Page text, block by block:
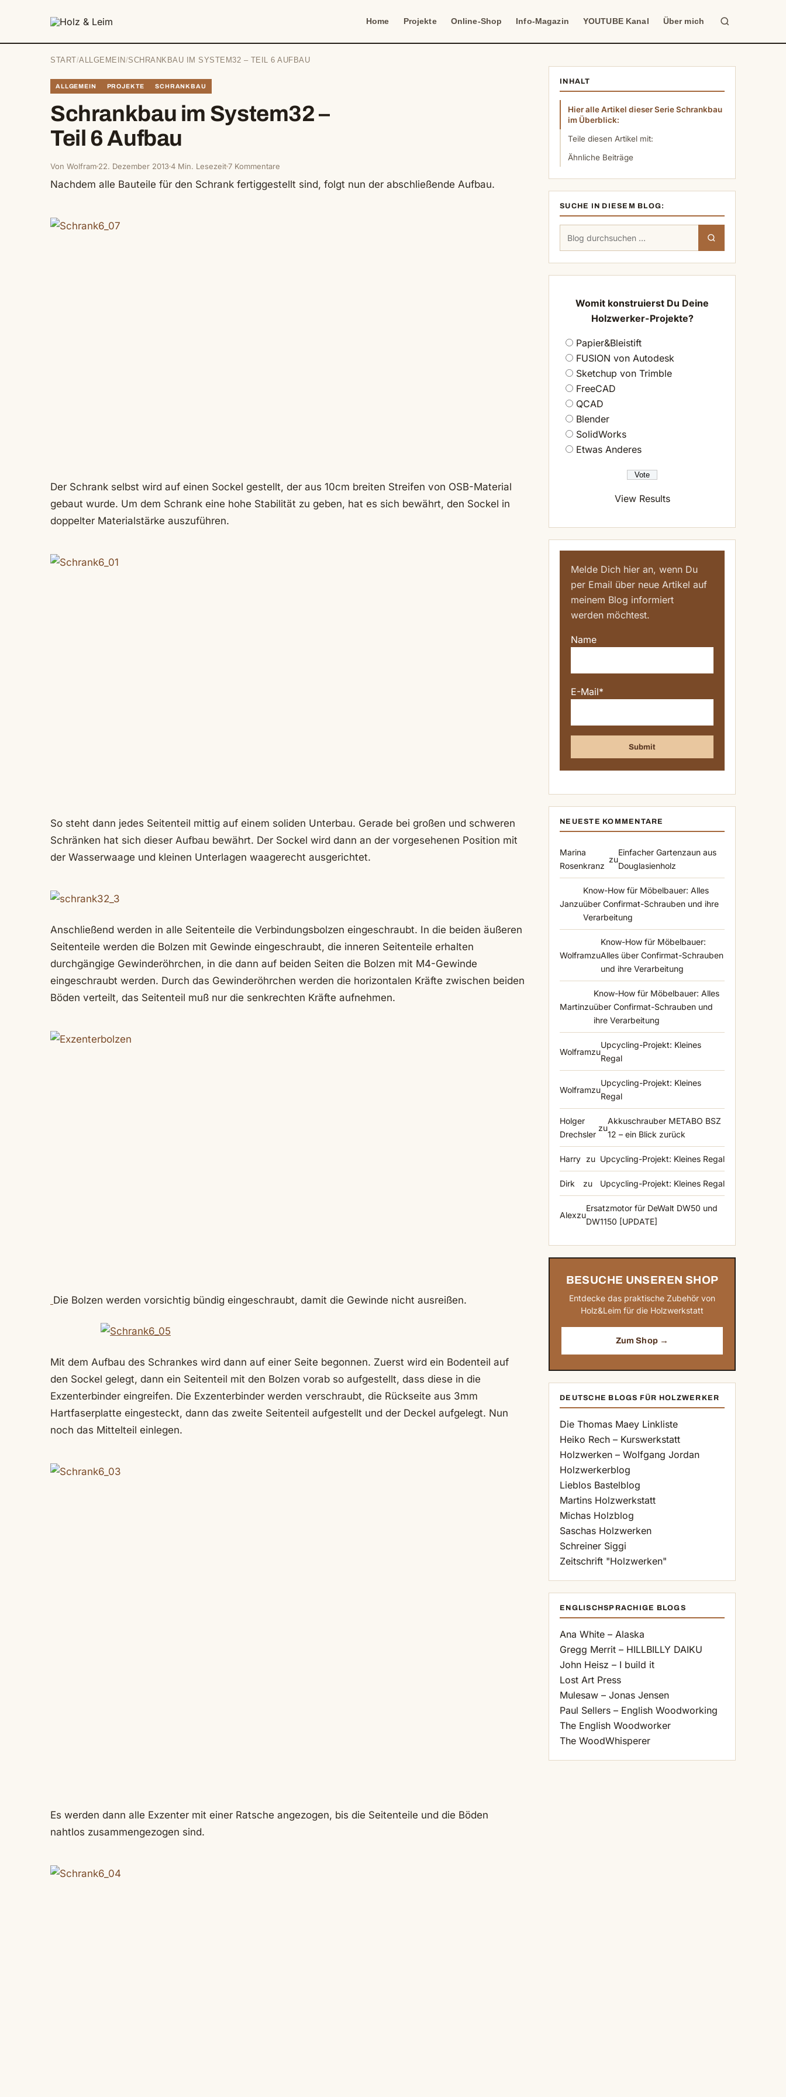
Home Projekte Online-Shop Info-Magazin YOUTUBE Kanal Über mich
Suche
START /ALLGEMEIN/SCHRANKBAU IM SYSTEM32 – TEIL 6 AUFBAU
ALLGEMEIN PROJEKTE SCHRANKBAU
Schrankbau im System32 –
Teil 6 Aufbau
Von Wolfram 22. Dezember 20134 Min. Lesezeit7 Kommentare
Nachdem alle Bauteile für den Schrank fertiggestellt sind, folgt nun der abschließende Aufbau.
Der Schrank selbst wird auf einen Sockel gestellt, der aus 10cm breiten Streifen von OSB-Material
gebaut wurde. Um dem Schrank eine hohe Stabilität zu geben, hat es sich bewährt, den Sockel in
doppelter Materialstärke auszuführen.
So steht dann jedes Seitenteil mittig auf einem soliden Unterbau. Gerade bei großen und schweren
Schränken hat sich dieser Aufbau bewährt. Der Sockel wird dann an der vorgesehenen Position mit
der Wasserwaage und kleinen Unterlagen waagerecht ausgerichtet.
Anschließend werden in alle Seitenteile die Verbindungsbolzen eingeschraubt. In die beiden äußeren
Seitenteile werden die Bolzen mit Gewinde eingeschraubt, die inneren Seitenteile erhalten
durchgängige Gewinderöhrchen, in die dann auf beiden Seiten die Bolzen mit M4-Gewinde
eingeschraubt werden. Durch das Gewinderöhrchen werden die horizontalen Kräfte zwischen beiden
Böden verteilt, das Seitenteil muß nur die senkrechten Kräfte aufnehmen.
Die Bolzen werden vorsichtig bündig eingeschraubt, damit die Gewinde nicht ausreißen.
Mit dem Aufbau des Schrankes wird dann auf einer Seite begonnen. Zuerst wird ein Bodenteil auf
den Sockel gelegt, dann ein Seitenteil mit den Bolzen vorab so aufgestellt, dass diese in die
Exzenterbinder eingreifen. Die Exzenterbinder werden verschraubt, die Rückseite aus 3mm
Hartfaserplatte eingesteckt, dann das zweite Seitenteil aufgestellt und der Deckel aufgelegt. Nun
noch das Mittelteil einlegen.
Es werden dann alle Exzenter mit einer Ratsche angezogen, bis die Seitenteile und die Böden
nahtlos zusammengezogen sind.
INHALT
Hier alle Artikel dieser Serie Schrankbau
im Überblick:
Teile diesen Artikel mit:
Ähnliche Beiträge
SUCHE IN DIESEM BLOG:
Suchen
Womit konstruierst Du Deine
Holzwerker-Projekte?
Papier&Bleistift
FUSION von Autodesk
Sketchup von Trimble
FreeCAD
QCAD
Blender
SolidWorks
Etwas Anderes
View Results
Melde Dich hier an, wenn Du
per Email über neue Artikel auf
meinem Blog informiert
werden möchtest.
Name
E-Mail*
NEUESTE KOMMENTARE
Marina
Rosenkranz
zu
Einfacher Gartenzaun aus
Douglasienholz
Janzu
Know-How für Möbelbauer: Alles
über Confirmat-Schrauben und ihre
Verarbeitung
Wolframzu
Know-How für Möbelbauer:
Alles über Confirmat-Schrauben
und ihre Verarbeitung
Martinzu
Know-How für Möbelbauer: Alles
über Confirmat-Schrauben und
ihre Verarbeitung
Wolframzu
Upcycling-Projekt: Kleines
Regal
Wolframzu
Upcycling-Projekt: Kleines
Regal
Holger
Drechsler
zu
Akkuschrauber METABO BSZ
12 – ein Blick zurück
Harry zu Upcycling-Projekt: Kleines Regal
Dirk zu Upcycling-Projekt: Kleines Regal
Alexzu
Ersatzmotor für DeWalt DW50 und
DW1150 [UPDATE]
BESUCHE UNSEREN SHOP
Entdecke das praktische Zubehör von
Holz&Leim für die Holzwerkstatt
Zum Shop →
DEUTSCHE BLOGS FÜR HOLZWERKER
Die Thomas Maey Linkliste
Heiko Rech – Kurswerkstatt
Holzwerken – Wolfgang Jordan
Holzwerkerblog
Lieblos Bastelblog
Martins Holzwerkstatt
Michas Holzblog
Saschas Holzwerken
Schreiner Siggi
Zeitschrift "Holzwerken"
ENGLISCHSPRACHIGE BLOGS
Ana White – Alaska
Gregg Merrit – HILLBILLY DAIKU
John Heisz – I build it
Lost Art Press
Mulesaw – Jonas Jensen
Paul Sellers – English Woodworking
The English Woodworker
The WoodWhisperer